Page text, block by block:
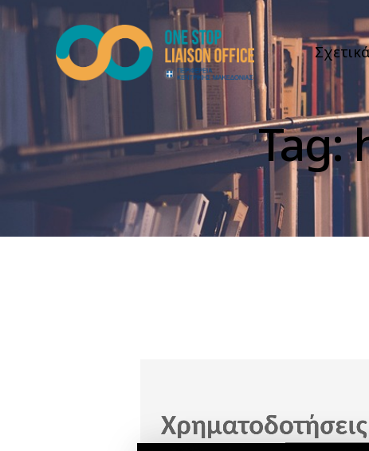
Σχετικά
Tag: